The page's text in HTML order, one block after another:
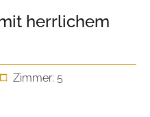
herrlichem
Zimmer: 5